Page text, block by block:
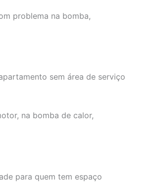
problema na bomba,
sem área de serviço
na bomba de calor,
para quem tem espaço